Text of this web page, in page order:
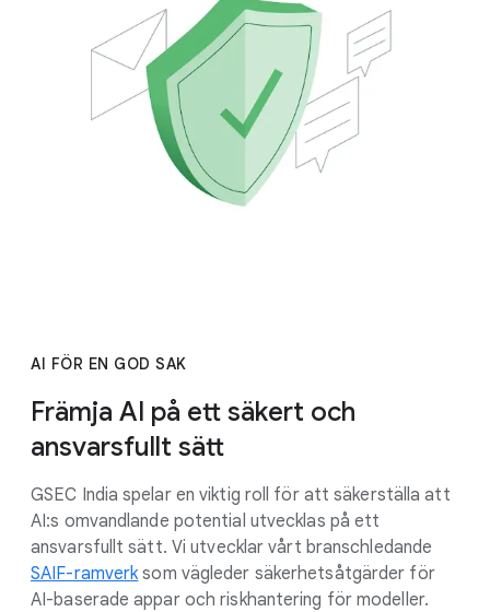
AI FÖR EN GOD SAK
Främja AI på ett säkert och
ansvarsfullt sätt
GSEC India spelar en viktig roll för att säkerställa att
AI:s omvandlande potential utvecklas på ett
ansvarsfullt sätt. Vi utvecklar vårt branschledande
SAIF-ramverksom vägleder säkerhetsåtgärder för
AI-baserade appar och riskhantering för modeller.